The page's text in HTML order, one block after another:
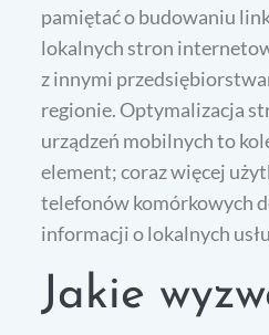
pamiętać o budowaniu
lokalnych stron
z innymi
regionie. Optymalizacja
urządzeń mobilnych to
element; coraz więcej
telefonów komórkowych
informacji o lokalnych
Jakie